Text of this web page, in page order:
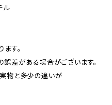
ル
す。
差がある場合がございます。
物と多少の違いが